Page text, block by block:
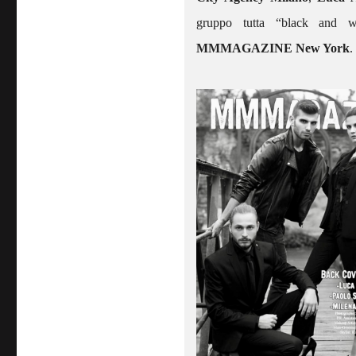
gruppo tutta “black and
MMMAGAZINE New York.